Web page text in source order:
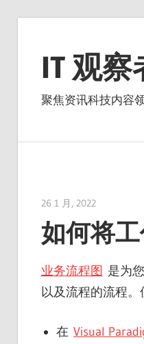
IT 观
聚焦资讯科技内容
26 1 月, 2022vpvera
如何将工
业务流程图 是为
以及流程的流程
在 Visual